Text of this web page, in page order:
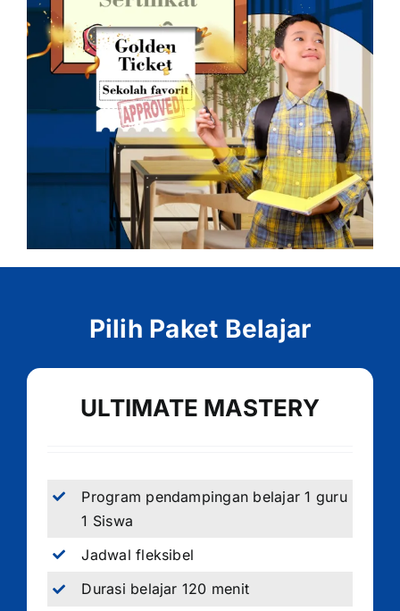
Pilih Paket Belajar
ULTIMATE MASTERY
Program pendampingan belajar 1 guru
1 Siswa
Jadwal fleksibel
Durasi belajar 120 menit